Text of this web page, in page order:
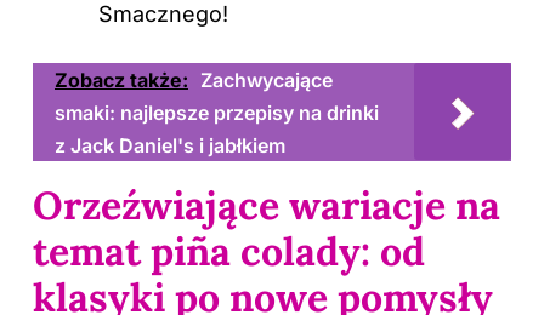
Smacznego!
Zobacz także: Zachwycające
smaki: najlepsze przepisy na drinki
z Jack Daniel's i jabłkiem
Orzeźwiające wariacje na
temat piña colady: od
klasyki po nowe pomysły